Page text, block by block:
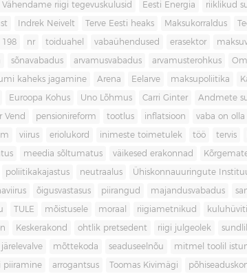
Vähendame riigi tegevuskulusid Eesti Energia riiklikud
Indrek Neivelt Terve Eesti heaks Maksukorraldus
198 nr toiduahel vabaühendused erasektor
sõnavabadus arvamusvabadus arvamusterohkus
kaheks jagamine Arena Eelarve maksupoliitika
Euroopa Kohus Uno Lõhmus Carri Ginter Andmete
Vend pensionireform tootlus inflatsioon vaba on
viirus eriolukord inimeste toimetulek töö tervis
meedia sõltumatus väikesed erakonnad
poliitikakajastus neutraalus Ühiskonnauuringute
õigusvastasus piirangud majandusvabadus
TULE mõistusele moraal riigiametnikud
Keskerakond ohtlik pretsedent riigi julgeolek
mõttekoda seaduseelnõu mitmel toolil
piiramine arrogantsus Toomas Kivimägi